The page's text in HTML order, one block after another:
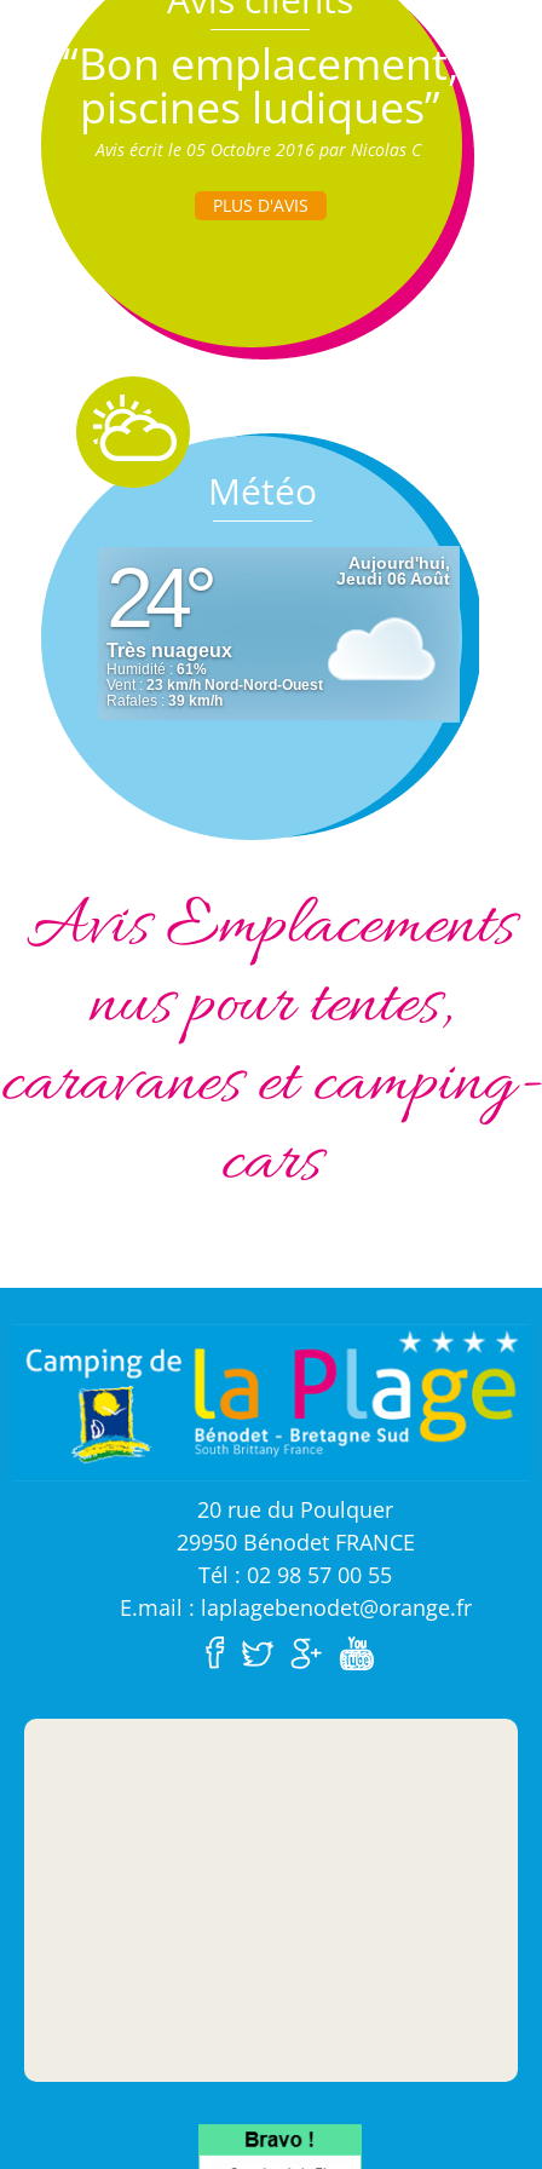
“Bon emplacement,
piscines ludiques”
Avis écrit le 05 Octobre 2016 par Nicolas C
PLUS D'AVIS
Météo
Avis Emplacements
nus pour tentes,
caravanes et camping-
cars
20 rue du Poulquer
29950 Bénodet FRANCE
Tél : 02 98 57 00 55
E.mail : laplagebenodet@orange.fr